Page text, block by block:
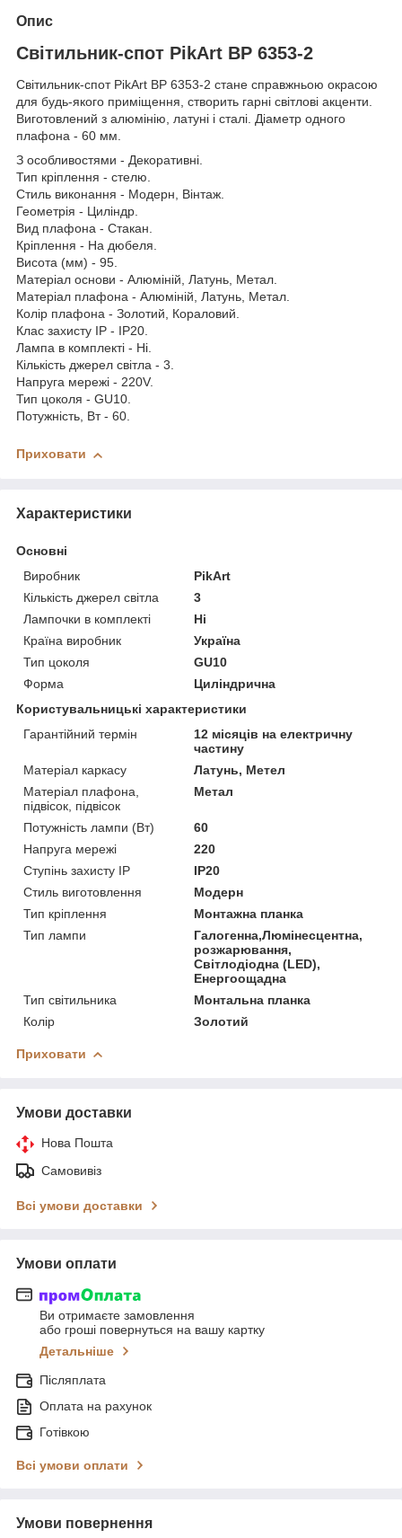
Опис
Світильник-спот PikArt BP 6353-2
Світильник-спот PikArt BP 6353-2 стане справжньою окрасою
для будь-якого приміщення, створить гарні світлові акценти.
Виготовлений з алюмінію, латуні і сталі. Діаметр одного
плафона - 60 мм.
З особливостями - Декоративні.
Тип кріплення - стелю.
Стиль виконання - Модерн, Вінтаж.
Геометрія - Циліндр.
Вид плафона - Стакан.
Кріплення - На дюбеля.
Висота (мм) - 95.
Матеріал основи - Алюміній, Латунь, Метал.
Матеріал плафона - Алюміній, Латунь, Метал.
Колір плафона - Золотий, Кораловий.
Клас захисту IP - IP20.
Лампа в комплекті - Ні.
Кількість джерел світла - 3.
Напруга мережі - 220V.
Тип цоколя - GU10.
Потужність, Вт - 60.
Приховати
Характеристики
Основні
Виробник
PikArt
Кількість джерел світла
3
Лампочки в комплекті
Ні
Країна виробник
Україна
Тип цоколя
GU10
Форма
Циліндрична
Користувальницькі характеристики
Гарантійний термін
12 місяців на електричну
частину
Матеріал каркасу
Латунь, Метел
Матеріал плафона,
підвісок, підвісок
Метал
Потужність лампи (Вт)
60
Напруга мережі
220
Ступінь захисту IP
IP20
Стиль виготовлення
Модерн
Тип кріплення
Монтажна планка
Тип лампи
Галогенна,Люмінесцентна,
розжарювання,
Світлодіодна (LED),
Енергоощадна
Тип світильника
Монтальна планка
Колір
Золотий
Приховати
Умови доставки
Нова Пошта
Самовивіз
Всі умови доставки
Умови оплати
Ви отримаєте замовлення
або гроші повернуться на вашу картку
Детальніше
Післяплата
Оплата на рахунок
Готівкою
Всі умови оплати
Умови повернення